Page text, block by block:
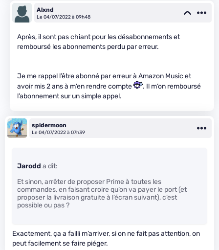
Alxnd
Le 04/07/2022 à 09h48
Après, il sont pas chiant pour les désabonnements et
remboursé les abonnements perdu par erreur.
Je me rappel l’être abonné par erreur à Amazon Music et
avoir mis 2 ans à m’en rendre compte
. Il m’on remboursé
l’abonnement sur un simple appel.
spidermoon
Le 04/07/2022 à 07h39
Jarodd a dit:
Et sinon, arrêter de proposer Prime à toutes les
commandes, en faisant croire qu’on va payer le port (et
proposer la livraison gratuite à l’écran suivant), c’est
possible ou pas ?
Exactement, ça a failli m’arriver, si on ne fait pas attention, on
peut facilement se faire piéger.